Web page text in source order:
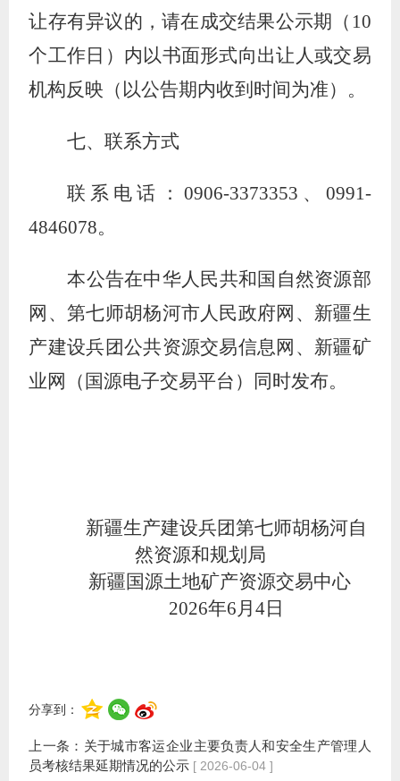
让存有异议的，请在成交结果公示期（10
个工作日）内以书面形式向出让人或交易
机构反映（以公告期内收到时间为准）。
七、联系方式
联系电话： 0906-3373353、0991-
4846078。
本公告在中华人民共和国自然资源部
网、第七师胡杨河市人民政府网、新疆生
产建设兵团公共资源交易信息网、新疆矿
业网（国源电子交易平台）同时发布。
新疆生产建设兵团第七师胡杨河自
然资源和规划局
新疆国源土地矿产资源交易中心
2026年6月4日
分享到：
上一条： 关于城市客运企业主要负责人和安全生产管理人
员考核结果延期情况的公示 [ 2026-06-04 ]